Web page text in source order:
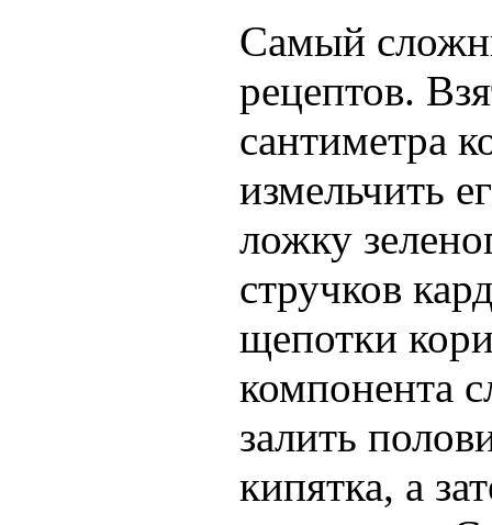
Самый
рецептов.
сантиметра
измельчить
ложку
стручков
щепотки
компонента
залить
кипятка, а